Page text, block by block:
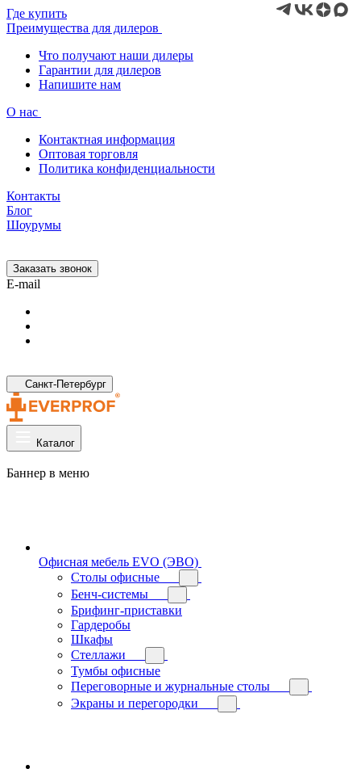
Где купить
Преимущества для дилеров
Что получают наши дилеры
Гарантии для дилеров
Напишите нам
О нас
Контактная информация
Оптовая торговля
Политика конфиденциальности
Контакты
Блог
Шоурумы
Заказать звонок
E-mail
Санкт-Петербург
Каталог
Баннер в меню
Офисная мебель EVO (ЭВО)
Cтолы офисные
Бенч-системы
Брифинг-приставки
Гардеробы
Шкафы
Стеллажи
Тумбы офисные
Переговорные и журнальные столы
Экраны и перегородки